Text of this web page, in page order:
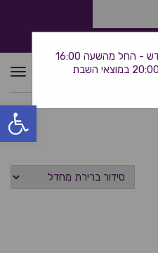
פתח
האתר סגור ביום שבת קודש - החל מהשעה 16:00